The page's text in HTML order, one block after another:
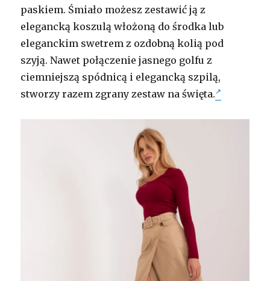
paskiem. Śmiało możesz zestawić ją z
elegancką koszulą włożoną do środka lub
eleganckim swetrem z ozdobną kolią pod
szyją. Nawet połączenie jasnego golfu z
ciemniejszą spódnicą i elegancką szpilą,
stworzy razem zgrany zestaw na święta.